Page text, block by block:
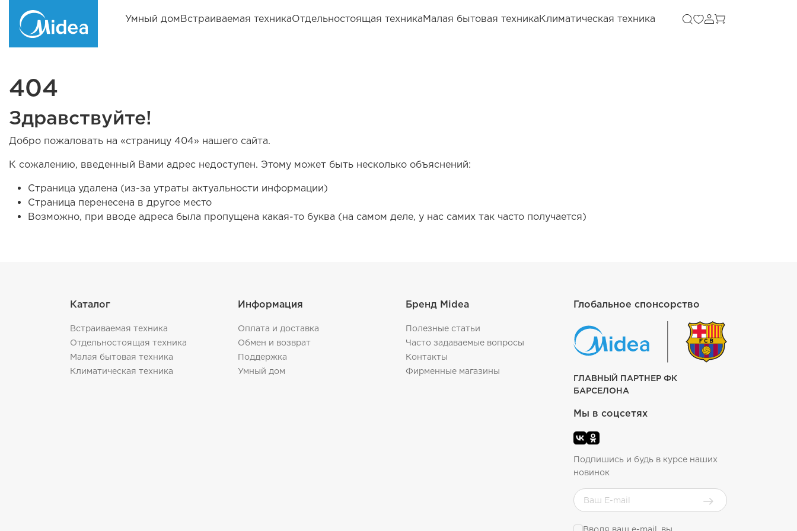
Умный домВстраиваемая техникаОтдельностоящая техникаМалая бытовая техникаКлиматическая техника
404
Здравствуйте!
Добро пожаловать на «страницу 404» нашего сайта.
К сожалению, введенный Вами адрес недоступен. Этому может быть несколько объяснений:
Страница удалена (из-за утраты актуальности информации)
Страница перенесена в другое место
Возможно, при вводе адреса была пропущена какая-то буква (на самом деле, у нас самих так часто получается)
Каталог
Встраиваемая техника
Отдельностоящая техника
Малая бытовая техника
Климатическая техника
Информация
Оплата и доставка
Обмен и возврат
Поддержка
Умный дом
Бренд Midea
Полезные статьи
Часто задаваемые вопросы
Контакты
Фирменные магазины
Глобальное спонсорство
ГЛАВНЫЙ ПАРТНЕР ФК
БАРСЕЛОНА
Мы в соцсетях
Подпишись и будь в курсе наших
новинок
Вводя ваш e-mail, вы